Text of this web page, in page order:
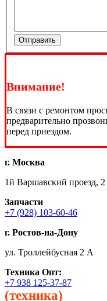
Отправить
Внимание!
В связи с ремонтом
предварительно
перед приездом.
г. Москва
1й Варшавский проезд, 2
Запчасти
+7 (928) 103-60-46
г. Ростов-на-Дону
ул. Троллейбусная 2 А
Техника Опт:
+7 938 125-37-87
(техника)